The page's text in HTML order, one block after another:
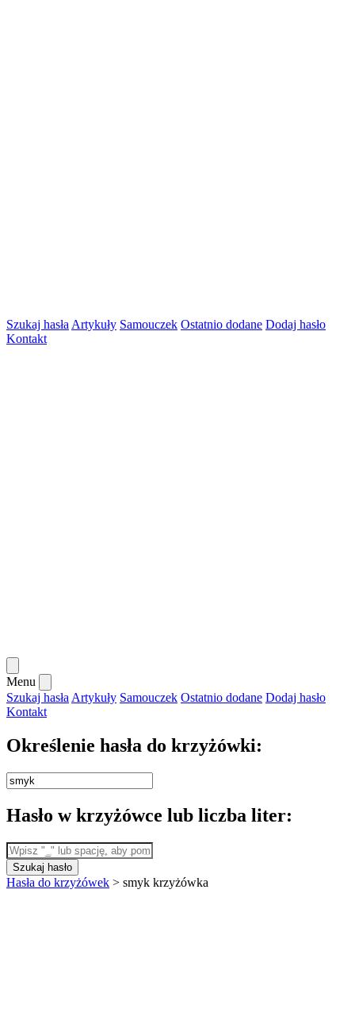
Szukaj hasła Artykuły Samouczek Ostatnio dodane Dodaj hasło
Kontakt
Menu
Szukaj hasła Artykuły Samouczek Ostatnio dodane Dodaj hasło
Kontakt
Określenie hasła do krzyżówki:
Hasło w krzyżówce lub liczba liter:
Szukaj hasło
Hasła do krzyżówek > smyk krzyżówka